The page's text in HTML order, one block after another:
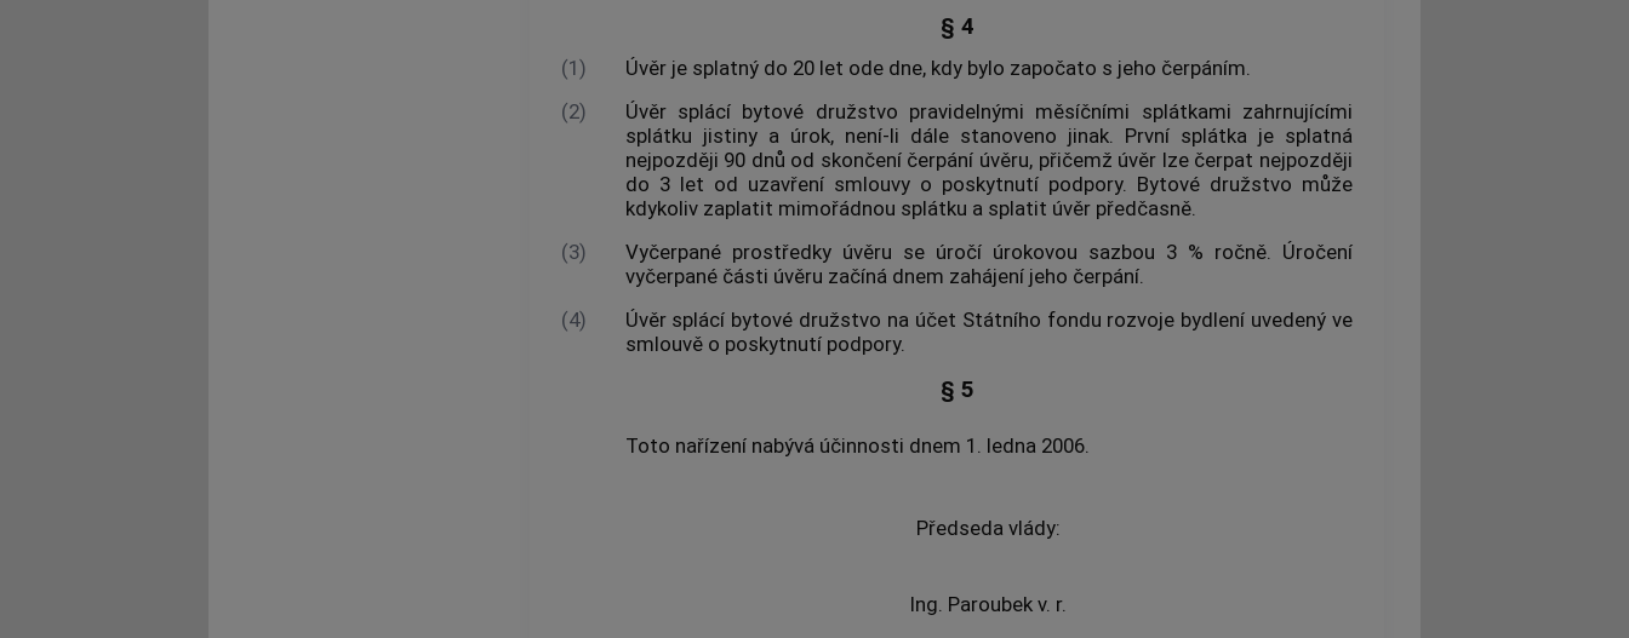
§ 4
(1)
Úvěr je splatný do 20 let ode dne, kdy bylo započato s jeho čerpáním.
(2)
Úvěr splácí bytové družstvo pravidelnými měsíčními splátkami zahrnujícími
splátku jistiny a úrok, není-li dále stanoveno jinak. První splátka je splatná
nejpozději 90 dnů od skončení čerpání úvěru, přičemž úvěr lze čerpat nejpozději
do 3 let od uzavření smlouvy o poskytnutí podpory. Bytové družstvo může
kdykoliv zaplatit mimořádnou splátku a splatit úvěr předčasně.
(3)
Vyčerpané prostředky úvěru se úročí úrokovou sazbou 3 % ročně. Úročení
vyčerpané části úvěru začíná dnem zahájení jeho čerpání.
(4)
Úvěr splácí bytové družstvo na účet Státního fondu rozvoje bydlení uvedený ve
smlouvě o poskytnutí podpory.
§ 5
Toto nařízení nabývá účinnosti dnem 1. ledna 2006.
Předseda vlády:
Ing. Paroubek v. r.